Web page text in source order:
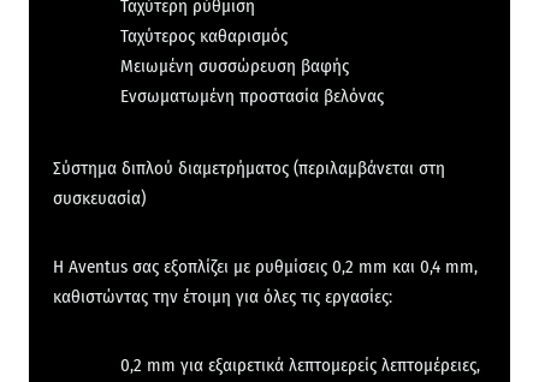
Ταχύτερη ρύθμιση
Ταχύτερος καθαρισμός
Μειωμένη συσσώρευση βαφής
Ενσωματωμένη προστασία βελόνας
Σύστημα διπλού διαμετρήματος (περιλαμβάνεται στη
συσκευασία)
Η Aventus σας εξοπλίζει με ρυθμίσεις 0,2 mm και 0,4 mm,
καθιστώντας την έτοιμη για όλες τις εργασίες:
0,2 mm για εξαιρετικά λεπτομερείς λεπτομέρειες,